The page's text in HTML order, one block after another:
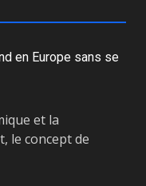
en Europe sans se
et la
le concept de